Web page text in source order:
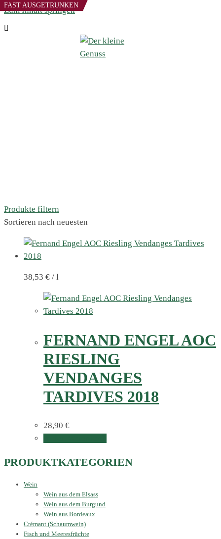
Zum Inhalt springen
Produkte filtern
Sortieren nach neuesten
38,53 € / l
FAST AUSGETRUNKEN
FERNAND ENGEL AOC
RIESLING
VENDANGES
TARDIVES 2018
28,90 €
PRODUKTKATEGORIEN
Wein
Wein aus dem Elsass
Wein aus dem Burgund
Wein aus Bordeaux
Crémant (Schaumwein)
Fisch und Meeresfrüchte